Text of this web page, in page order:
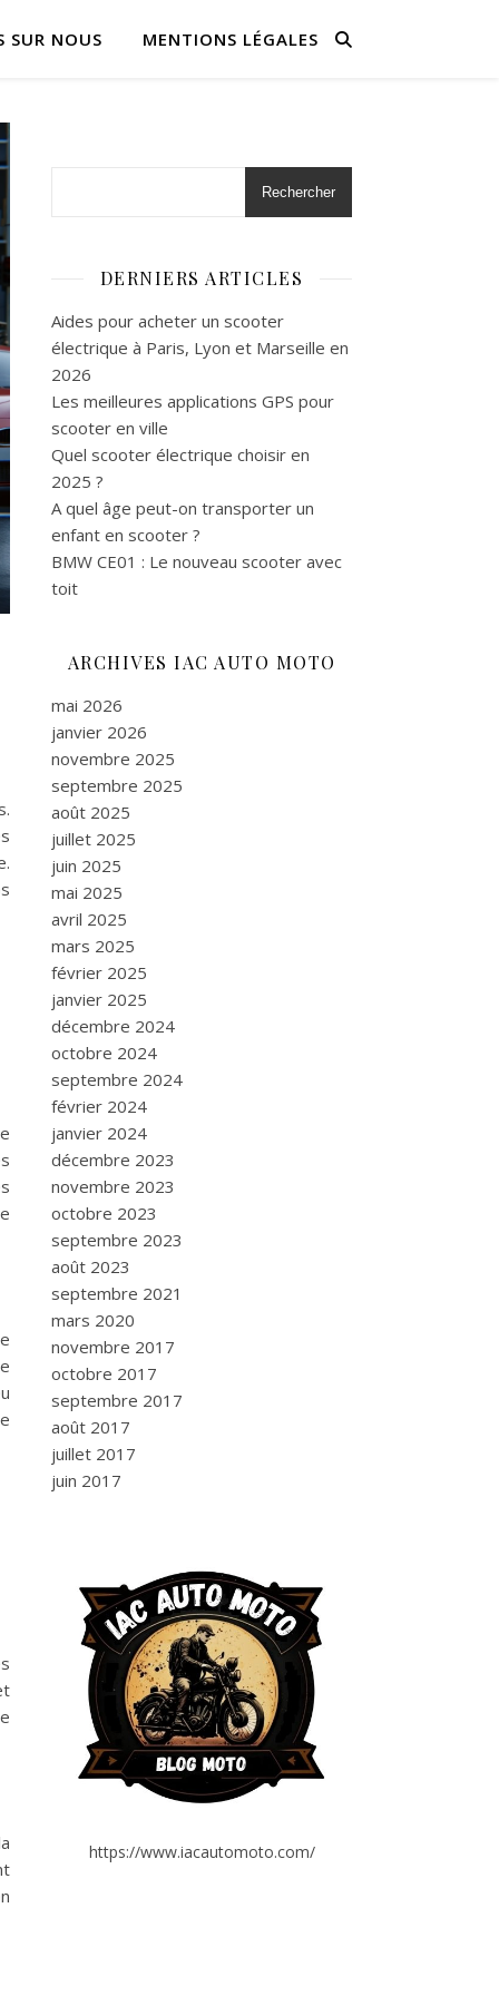
SUR NOUS MENTIONS LÉGALES
Rechercher
DERNIERS ARTICLES
Aides pour acheter un scooter
électrique à Paris, Lyon et Marseille en
2026
Les meilleures applications GPS pour
scooter en ville
Quel scooter électrique choisir en
2025 ?
A quel âge peut-on transporter un
enfant en scooter ?
BMW CE01 : Le nouveau scooter avec
toit
ARCHIVES IAC AUTO MOTO
mai 2026
janvier 2026
novembre 2025
septembre 2025
août 2025
juillet 2025
juin 2025
mai 2025
avril 2025
mars 2025
février 2025
janvier 2025
décembre 2024
octobre 2024
septembre 2024
février 2024
janvier 2024
décembre 2023
novembre 2023
octobre 2023
septembre 2023
août 2023
septembre 2021
mars 2020
novembre 2017
octobre 2017
septembre 2017
août 2017
juillet 2017
juin 2017
https://www.iacautomoto.com/